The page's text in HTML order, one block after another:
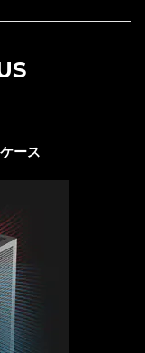
ース